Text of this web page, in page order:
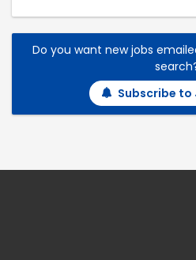
Do you want new jobs
Subscribe to